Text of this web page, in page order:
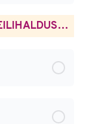
MEILITURUNDUS (MAILERLITE MEILIHALDUSPROGRAMMI NÄITEL)